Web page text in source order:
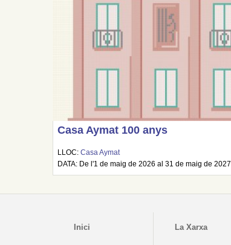
Casa Aymat 100 anys
LLOC:Casa Aymat
DATA: De l'1 de maig de 2026 al 31 de maig de 2027
Inici La Xarxa